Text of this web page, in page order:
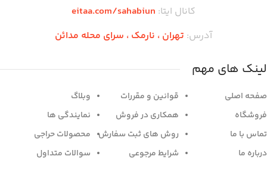
کانال ایتا: eitaa.com/sahabiun
آدرس: تهران ،‌ نارمک ، سرای محله مدائن
لینک های مهم
صفحه اصلی
فروشگاه
تماس با ما
درباره ما
قوانین و مقررات
همکاری در فروش
روش های ثبت سفارش
شرایط مرجوعی
وبلاگ
نمایندگی ها
محصولات حراجی
سوالات متداول